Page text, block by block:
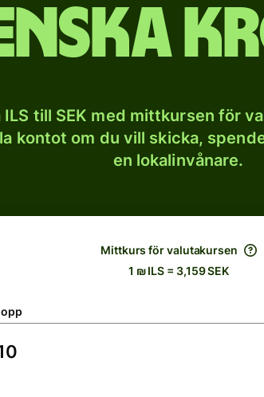
till SEK med mittkursen för
kontot om du vill skicka,
en lokalinvånare.
Mittkurs för valutakursen
1 ₪ ILS = 3,159 SEK